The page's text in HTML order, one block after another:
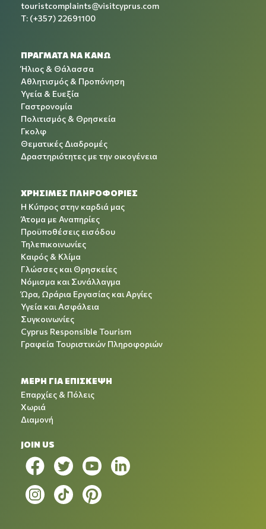
touristcomplaints@visitcyprus.com
T: (+357) 22691100
ΠΡΑΓΜΑΤΑ ΝΑ ΚΑΝΩ
Ήλιος & Θάλασσα
Αθλητισμός & Προπόνηση
Υγεία & Ευεξία
Γαστρονομία
Πολιτισμός & Θρησκεία
Γκολφ
Θεματικές Διαδρομές
Δραστηριότητες με την οικογένεια
ΧΡΉΣΙΜΕΣ ΠΛΗΡΟΦΟΡΊΕΣ
Η Κύπρος στην καρδιά μας
Άτομα με Αναπηρίες
Προϋποθέσεις εισόδου
Τηλεπικοινωνίες
Καιρός & Κλίμα
Γλώσσες και Θρησκείες
Νόμισμα και Συνάλλαγμα
Ώρα, Ωράρια Εργασίας και Αργίες
Υγεία και Ασφάλεια
Συγκοινωνίες
Cyprus Responsible Tourism
Γραφεία Τουριστικών Πληροφοριών
ΜΕΡΗ ΓΙΑ ΕΠΙΣΚΕΨΗ
Επαρχίες & Πόλεις
Χωριά
Διαμονή
JOIN US